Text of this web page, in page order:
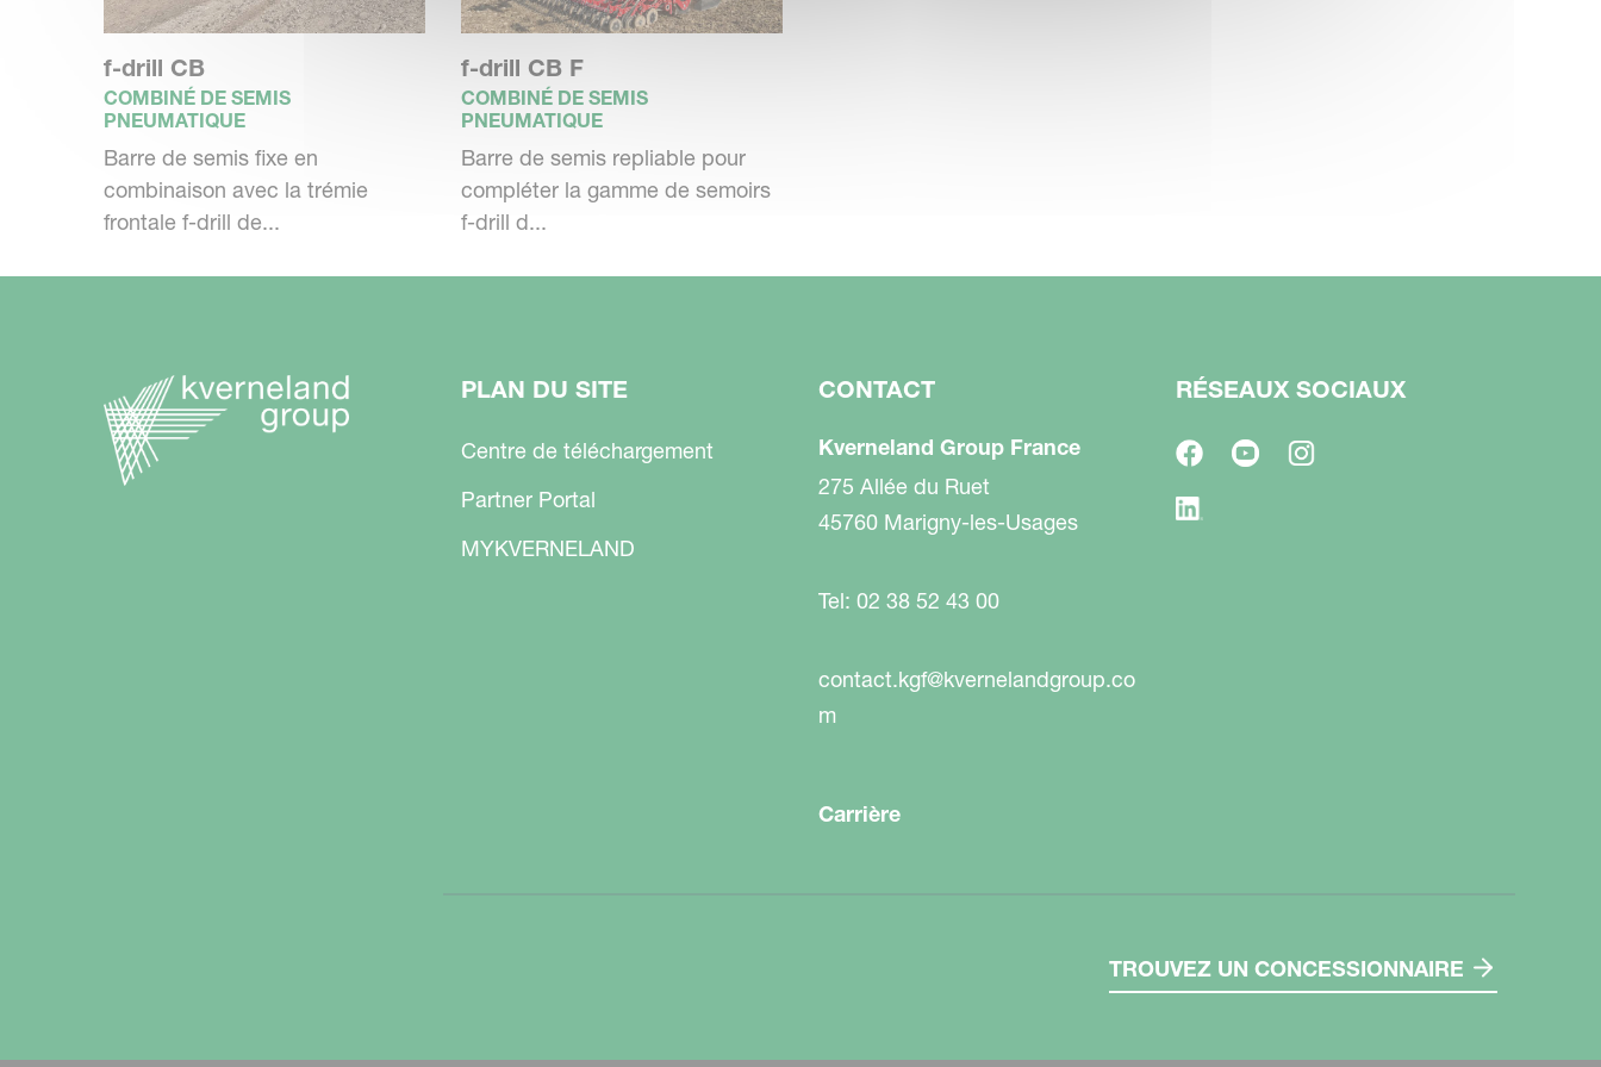
non plus. Pour obtenir les meilleurs résultats, vous devez régler la profondeur des
dents de la herse rotative et la profondeur de semis indépendamment l'une de
l'autre. Centralisé et facile d'utilisation - pour être efficace.
f-drill CB
COMBINÉ DE SEMIS
PNEUMATIQUE
Barre de semis fixe en
combinaison avec la trémie
frontale f-drill de...
f-drill CB F
COMBINÉ DE SEMIS
PNEUMATIQUE
Barre de semis repliable pour
compléter la gamme de semoirs
f-drill d...
PLAN DU SITE
Centre de téléchargement
Partner Portal
MYKVERNELAND
CONTACT
Kverneland Group France
275 Allée du Ruet
45760 Marigny-les-Usages
Tel: 02 38 52 43 00
contact.kgf@kvernelandgroup.co
m
Carrière
RÉSEAUX SOCIAUX
TROUVEZ UN CONCESSIONNAIRE